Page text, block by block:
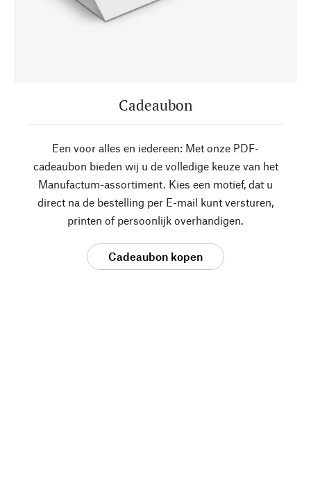
Cadeaubon
Een voor alles en iedereen: Met onze PDF-
cadeaubon bieden wij u de volledige keuze van het
Manufactum-assortiment. Kies een motief, dat u
direct na de bestelling per E-mail kunt versturen,
printen of persoonlijk overhandigen.
Cadeaubon kopen